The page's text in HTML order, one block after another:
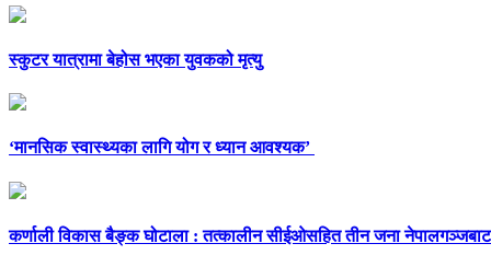
स्कुटर यात्रामा बेहोस भएका युवकको मृत्यु
‘मानसिक स्वास्थ्यका लागि योग र ध्यान आवश्यक’
कर्णाली विकास बैङ्क घोटाला : तत्कालीन सीईओसहित तीन जना